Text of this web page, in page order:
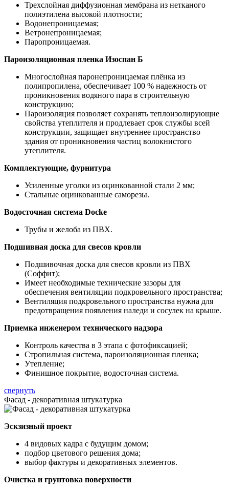
Трехслойная диффузионная мембрана из нетканого
полиэтилена высокой плотности;
Водонепроницаемая;
Ветронепроницаемая;
Паропроницаемая.
Пароизоляционная пленка Изоспан Б
Многослойная паронепроницаемая плёнка из
полипропилена, обеспечивает 100 % надежность от
проникновения водяного пара в строительную
конструкцию;
Пароизоляция позволяет сохранять теплоизолирующие
свойства утеплителя и продлевает срок службы всей
конструкции, защищает внутреннее пространство
здания от проникновения частиц волокнистого
утеплителя.
Комплектующие, фурнитура
Усиленные уголки из оцинкованной стали 2 мм;
Стальные оцинкованные саморезы.
Водосточная система Docke
Трубы и желоба из ПВХ.
Подшивная доска для свесов кровли
Подшивочная доска для свесов кровли из ПВХ
(Соффит);
Имеет необходимые технические зазоры для
обеспечения вентиляции подкровельного пространства;
Вентиляция подкровельного пространства нужна для
предотвращения появления наледи и сосулек на крыше.
Приемка инженером технического надзора
Контроль качества в 3 этапа с фотофиксацией;
Стропильная система, пароизоляционная пленка;
Утепление;
Финишное покрытие, водосточная система.
свернуть
Фасад - декоративная штукатурка
Эскзизный проект
4 видовых кадра с будущим домом;
подбор цветового решения дома;
выбор фактуры и декоративных элементов.
Очистка и грунтовка поверхности